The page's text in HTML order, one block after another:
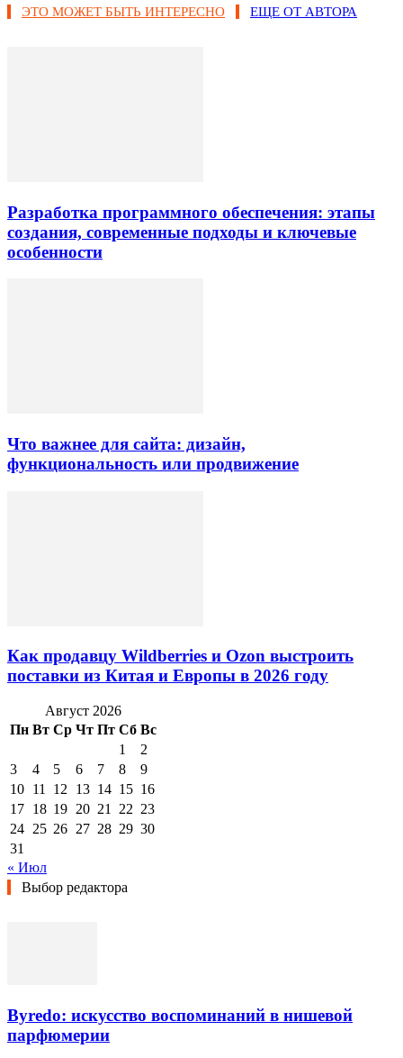
ЭТО МОЖЕТ БЫТЬ ИНТЕРЕСНО ЕЩЕ ОТ АВТОРА
Разработка программного обеспечения: этапы
создания, современные подходы и ключевые
особенности
Что важнее для сайта: дизайн,
функциональность или продвижение
Как продавцу Wildberries и Ozon выстроить
поставки из Китая и Европы в 2026 году
Август 2026
Пн Вт Ср Чт Пт Сб Вс
1
2
3
4 5 6 7 8
9
10 11 12 13 14 15 16
17 18 19 20 21 22 23
24 25 26 27 28 29 30
31
« Июл
Выбор редактора
Byredo: искусство воспоминаний в нишевой
парфюмерии